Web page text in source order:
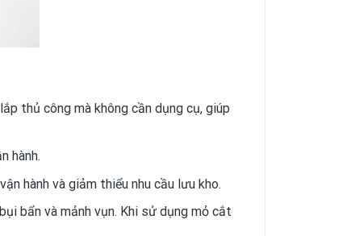
thủ công mà không cần dụng cụ, giúp
hành.
hành và giảm thiểu nhu cầu lưu kho.
bẩn và mảnh vụn. Khi sử dụng mỏ cắt